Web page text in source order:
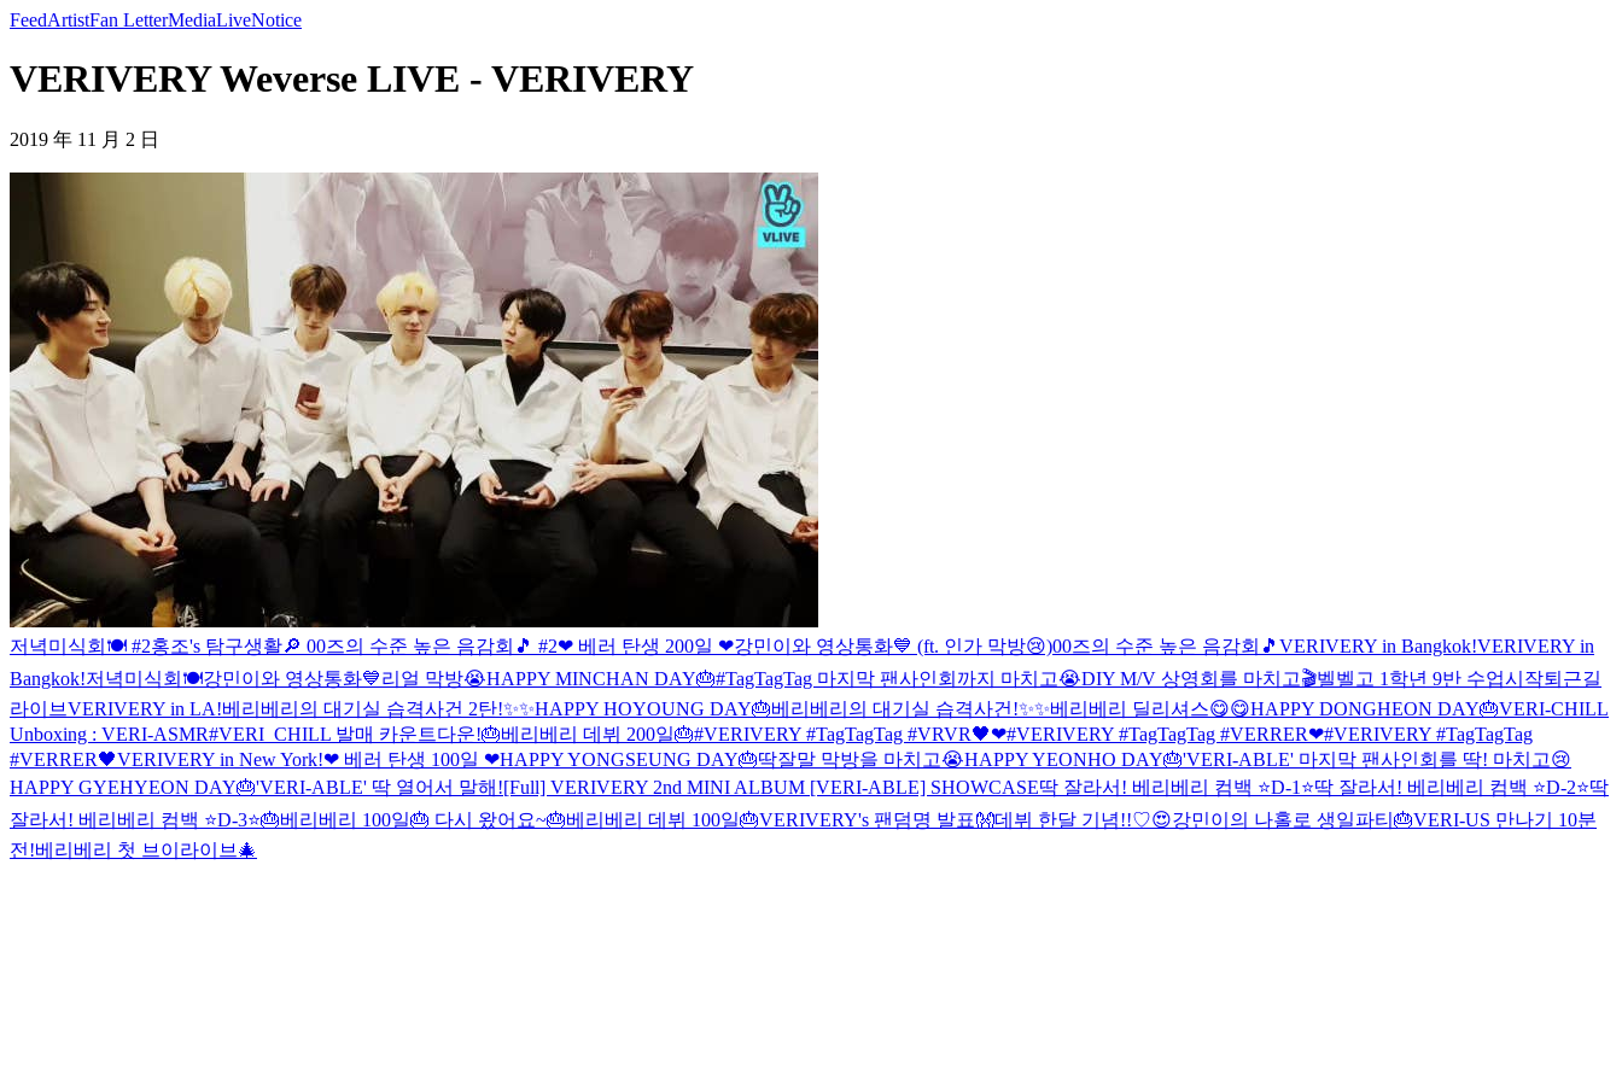
FeedArtistFan LetterMediaLiveNotice
VERIVERY Weverse LIVE - VERIVERY
2019 年 11 月 2 日
저녁미식회🍽 #2홍조's 탐구생활🔎 00즈의 수준 높은 음감회🎵 #2❤ 베러 탄생 200일 ❤강민이와 영상통화💙 (ft. 인가 막방😢)00즈의 수준 높은 음감회🎵 VERIVERY in Bangkok!VERIVERY in
Bangkok!저녁미식회🍽강민이와 영상통화💙리얼 막방😭HAPPY MINCHAN DAY🎂#TagTagTag 마지막 팬사인회까지 마치고😭DIY M/V 상영회를 마치고🎬벨벨고 1학년 9반 수업시작퇴근길
라이브VERIVERY in LA!베리베리의 대기실 습격사건 2탄!✨✨HAPPY HOYOUNG DAY🎂베리베리의 대기실 습격사건!✨✨베리베리 딜리셔스😋😋HAPPY DONGHEON DAY🎂VERI-CHILL
Unboxing : VERI-ASMR#VERI_CHILL 발매 카운트다운!🎂베리베리 데뷔 200일🎂#VERIVERY #TagTagTag #VRVR🖤❤#VERIVERY #TagTagTag #VERRER❤#VERIVERY #TagTagTag
#VERRER🖤VERIVERY in New York!❤ 베러 탄생 100일 ❤HAPPY YONGSEUNG DAY🎂딱잘말 막방을 마치고😭HAPPY YEONHO DAY🎂'VERI-ABLE' 마지막 팬사인회를 딱! 마치고😢
HAPPY GYEHYEON DAY🎂'VERI-ABLE' 딱 열어서 말해![Full] VERIVERY 2nd MINI ALBUM [VERI-ABLE] SHOWCASE딱 잘라서! 베리베리 컴백 ⭐D-1⭐딱 잘라서! 베리베리 컴백 ⭐D-2⭐딱
잘라서! 베리베리 컴백 ⭐D-3⭐🎂베리베리 100일🎂 다시 왔어요~🎂베리베리 데뷔 100일🎂VERIVERY's 팬덤명 발표👐데뷔 한달 기념!!♡😍강민이의 나홀로 생일파티🎂VERI-US 만나기 10분
전!베리베리 첫 브이라이브🎄